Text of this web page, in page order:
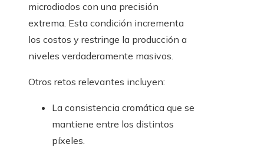
microdiodos con una precisión
extrema. Esta condición incrementa
los costos y restringe la producción a
niveles verdaderamente masivos.
Otros retos relevantes incluyen:
La consistencia cromática que se
mantiene entre los distintos
píxeles.